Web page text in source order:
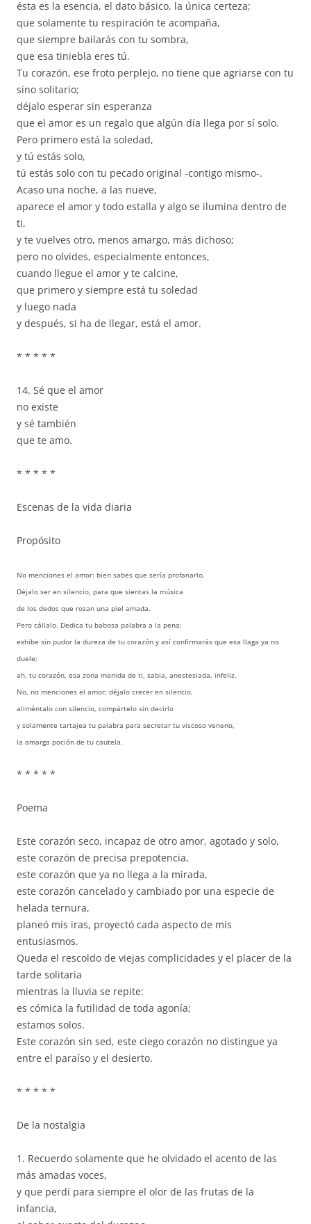
ésta es la esencia, el dato básico, la única certeza;
que solamente tu respiración te acompaña,
que siempre bailarás con tu sombra,
que esa tiniebla eres tú.
Tu corazón, ese froto perplejo, no tiene que agriarse con tu
sino solitario;
déjalo esperar sin esperanza
que el amor es un regalo que algún día llega por sí solo.
Pero primero está la soledad,
y tú estás solo,
tú estás solo con tu pecado original -contigo mismo-.
Acaso una noche, a las nueve,
aparece el amor y todo estalla y algo se ilumina dentro de
ti,
y te vuelves otro, menos amargo, más dichoso;
pero no olvides, especialmente entonces,
cuando llegue el amor y te calcine,
que primero y siempre está tu soledad
y luego nada
y después, si ha de llegar, está el amor.
* * * * *
14. Sé que el amor
no existe
y sé también
que te amo.
* * * * *
Escenas de la vida diaria
Propósito
No menciones el amor: bien sabes que sería profanarlo.
Déjalo ser en silencio, para que sientas la música
de los dedos que rozan una piel amada.
Pero cállalo. Dedica tu babosa palabra a la pena;
exhibe sin pudor la dureza de tu corazón y así confirmarás que esa llaga ya no
duele;
ah, tu corazón, esa zona manida de ti, sabia, anestesiada, infeliz.
No, no menciones el amor; déjalo crecer en silencio,
aliméntalo con silencio, compártelo sin decirlo
y solamente tartajea tu palabra para secretar tu viscoso veneno,
la amarga poción de tu cautela.
* * * * *
Poema
Este corazón seco, incapaz de otro amor, agotado y solo,
este corazón de precisa prepotencia,
este corazón que ya no llega a la mirada,
este corazón cancelado y cambiado por una especie de
helada ternura,
planeó mis iras, proyectó cada aspecto de mis
entusiasmos.
Queda el rescoldo de viejas complicidades y el placer de la
tarde solitaria
mientras la lluvia se repite:
es cómica la futilidad de toda agonía;
estamos solos.
Este corazón sin sed, este ciego corazón no distingue ya
entre el paraíso y el desierto.
* * * * *
De la nostalgia
1. Recuerdo solamente que he olvidado el acento de las
más amadas voces,
y que perdí para siempre el olor de las frutas de la
infancia,